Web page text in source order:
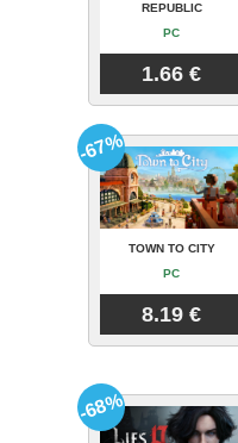
REPUBLIC
PC
1.66 €
TOWN TO CITY
PC
8.19 €
-67%
-68%